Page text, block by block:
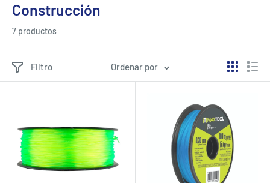
Construcción
7 productos
Filtro Ordenar por